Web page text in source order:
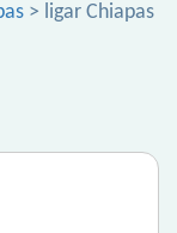
> ligar Chiapas